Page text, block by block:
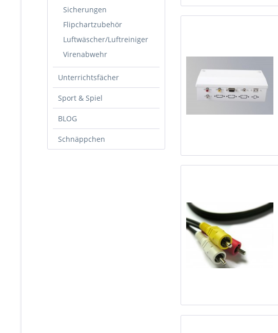
Sicherungen
Flipchartzubehör
Luftwäscher/Luftreiniger
Virenabwehr
Unterrichtsfächer
Sport & Spiel
BLOG
Schnäppchen